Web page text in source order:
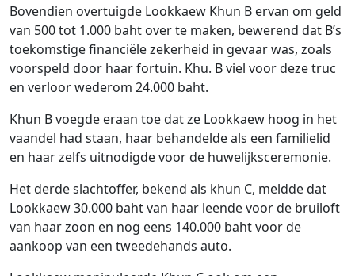
Bovendien overtuigde Lookkaew Khun B ervan om geld
van 500 tot 1.000 baht over te maken, bewerend dat B’s
toekomstige financiële zekerheid in gevaar was, zoals
voorspeld door haar fortuin. Khu. B viel voor deze truc
en verloor wederom 24.000 baht.
Khun B voegde eraan toe dat ze Lookkaew hoog in het
vaandel had staan, haar behandelde als een familielid
en haar zelfs uitnodigde voor de huwelijksceremonie.
Het derde slachtoffer, bekend als khun C, meldde dat
Lookkaew 30.000 baht van haar leende voor de bruiloft
van haar zoon en nog eens 140.000 baht voor de
aankoop van een tweedehands auto.